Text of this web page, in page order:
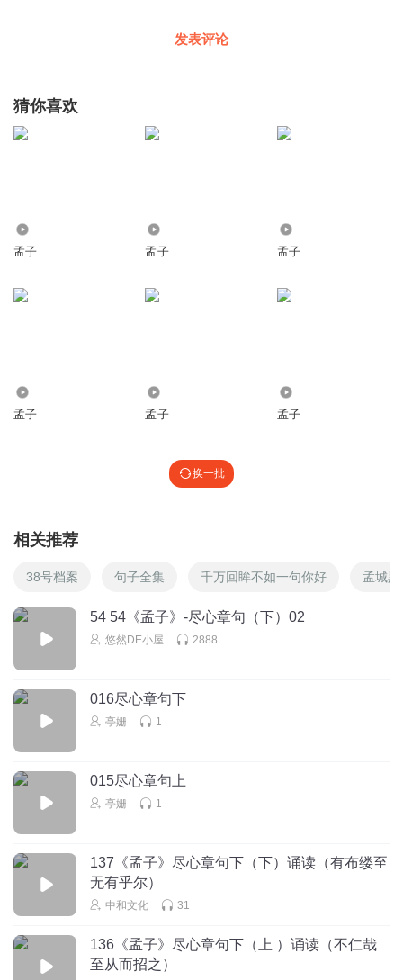
发表评论
猜你喜欢
孟子 孟子 孟子
孟子 孟子 孟子
换一批
相关推荐
38号档案 句子全集 千万回眸不如一句你好 孟城黑
54 54《孟子》-尽心章句（下）02
悠然DE小屋 2888
016尽心章句下
亭姗 1
015尽心章句上
亭姗 1
137《孟子》尽心章句下（下）诵读（有布缕至
无有乎尔）
中和文化 31
136《孟子》尽心章句下（上 ）诵读（不仁哉
至从而招之）